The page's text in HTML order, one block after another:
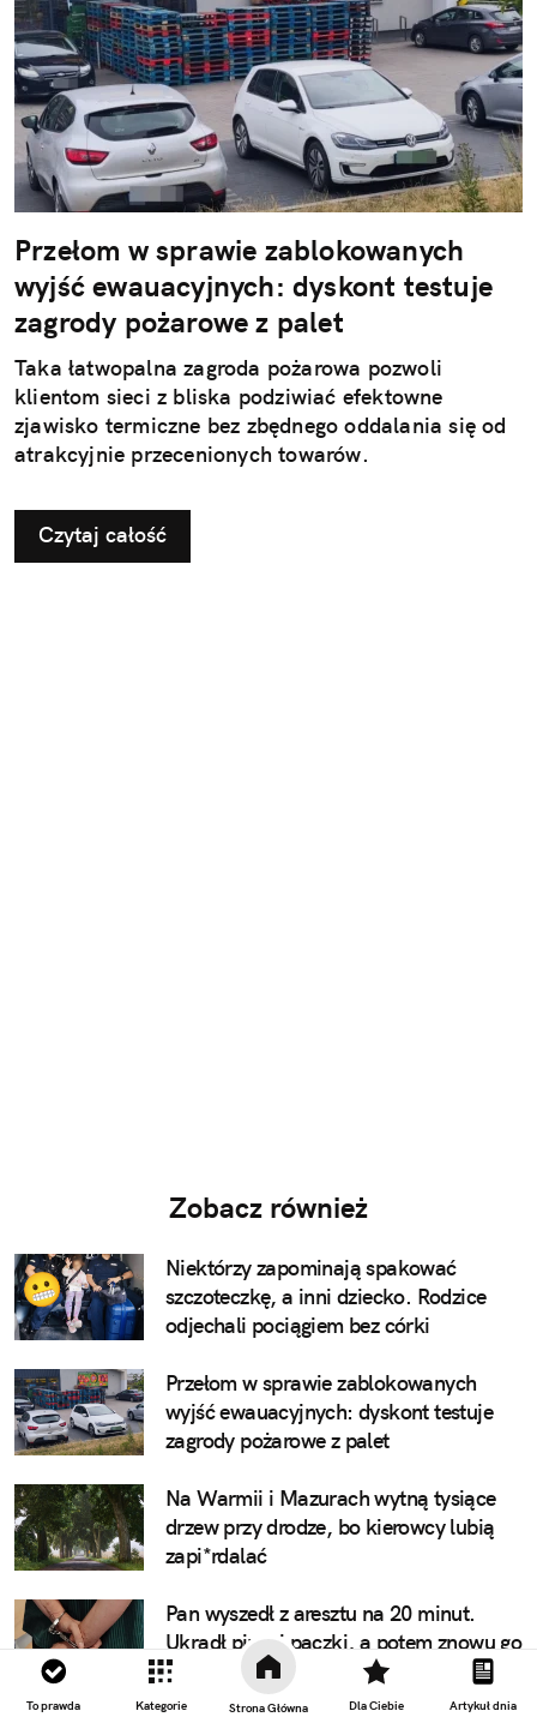
To prawda Kategorie Strona Główna Dla Ciebie Artykuł dnia
Przełom w sprawie zablokowanych
wyjść ewauacyjnych: dyskont testuje
zagrody pożarowe z palet
Taka łatwopalna zagroda pożarowa pozwoli
klientom sieci z bliska podziwiać efektowne
zjawisko termiczne bez zbędnego oddalania się od
atrakcyjnie przecenionych towarów.
Czytaj całość
Zobacz również
Niektórzy zapominają spakować
szczoteczkę, a inni dziecko. Rodzice
odjechali pociągiem bez córki
Przełom w sprawie zablokowanych
wyjść ewauacyjnych: dyskont testuje
zagrody pożarowe z palet
Na Warmii i Mazurach wytną tysiące
drzew przy drodze, bo kierowcy lubią
zapi*rdalać
Pan wyszedł z aresztu na 20 minut.
Ukradł piwo i pączki, a potem znowu go
zatrzymali